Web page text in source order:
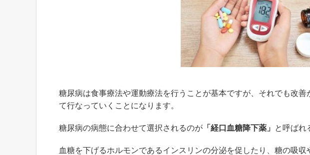
糖尿病は食事療法や運動療法を行うことが基本ですが、それでも改
て行なっていくことになります。
糖尿病の病態に合わせて選択されるのが 「経口血糖降下薬」 と呼ばれ
血糖を下げるホルモンであるインスリンの分泌を促したり、糖の吸